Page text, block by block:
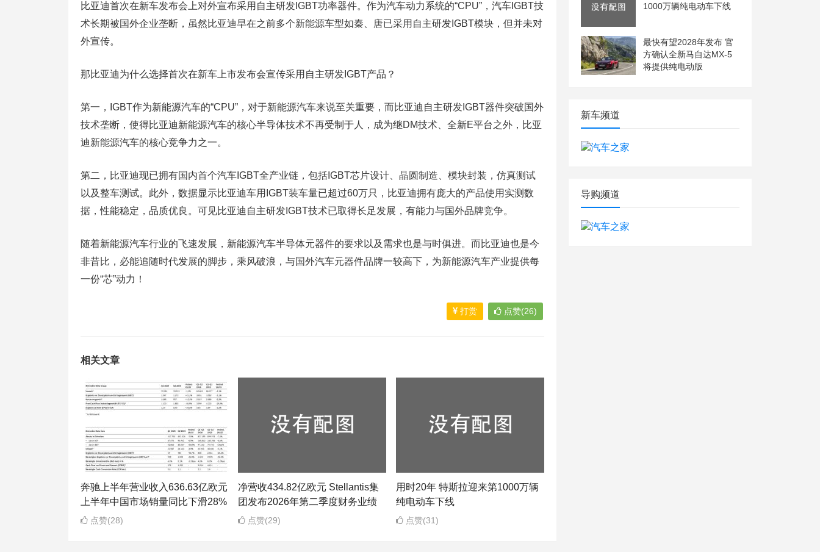
比亚迪首次在新车发布会上对外宣布采用自主研发IGBT功率器件。作为汽车动力系统的“CPU”，汽车IGBT技
术长期被国外企业垄断，虽然比亚迪早在之前多个新能源车型如秦、唐已采用自主研发IGBT模块，但并未对
外宣传。
那比亚迪为什么选择首次在新车上市发布会宣传采用自主研发IGBT产品？
第一，IGBT作为新能源汽车的“CPU”，对于新能源汽车来说至关重要，而比亚迪自主研发IGBT器件突破国外
技术垄断，使得比亚迪新能源汽车的核心半导体技术不再受制于人，成为继DM技术、全新E平台之外，比亚
迪新能源汽车的核心竞争力之一。
第二，比亚迪现已拥有国内首个汽车IGBT全产业链，包括IGBT芯片设计、晶圆制造、模块封装，仿真测试
以及整车测试。此外，数据显示比亚迪车用IGBT装车量已超过60万只，比亚迪拥有庞大的产品使用实测数
据，性能稳定，品质优良。可见比亚迪自主研发IGBT技术已取得长足发展，有能力与国外品牌竞争。
随着新能源汽车行业的飞速发展，新能源汽车半导体元器件的要求以及需求也是与时俱进。而比亚迪也是今
非昔比，必能追随时代发展的脚步，乘风破浪，与国外汽车元器件品牌一较高下，为新能源汽车产业提供每
一份“芯”动力！
打赏 点赞(26)
相关文章
奔驰上半年营业收入636.63亿欧元
上半年中国市场销量同比下滑28%
点赞(28)
净营收434.82亿欧元 Stellantis集
团发布2026年第二季度财务业绩
点赞(29)
用时20年 特斯拉迎来第1000万辆
纯电动车下线
点赞(31)
1000万辆纯电动车下线
最快有望2028年发布 官
方确认全新马自达MX-5
将提供纯电动版
新车频道
导购频道